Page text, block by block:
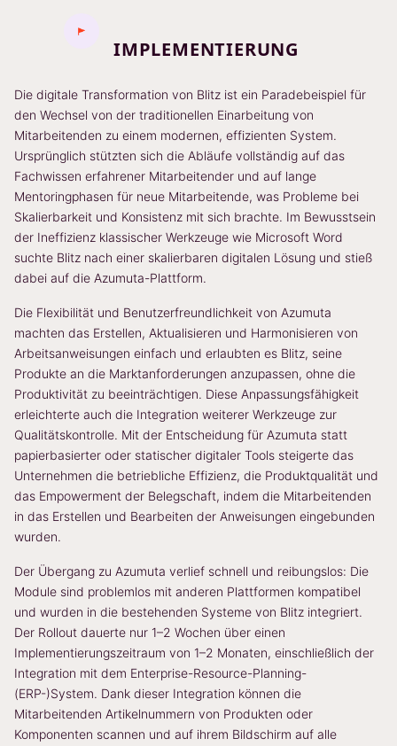
IMPLEMENTIERUNG
Die digitale Transformation von Blitz ist ein Paradebeispiel für
den Wechsel von der traditionellen Einarbeitung von
Mitarbeitenden zu einem modernen, effizienten System.
Ursprünglich stützten sich die Abläufe vollständig auf das
Fachwissen erfahrener Mitarbeitender und auf lange
Mentoringphasen für neue Mitarbeitende, was Probleme bei
Skalierbarkeit und Konsistenz mit sich brachte. Im Bewusstsein
der Ineffizienz klassischer Werkzeuge wie Microsoft Word
suchte Blitz nach einer skalierbaren digitalen Lösung und stieß
dabei auf die Azumuta-Plattform.
Die Flexibilität und Benutzerfreundlichkeit von Azumuta
machten das Erstellen, Aktualisieren und Harmonisieren von
Arbeitsanweisungen einfach und erlaubten es Blitz, seine
Produkte an die Marktanforderungen anzupassen, ohne die
Produktivität zu beeinträchtigen. Diese Anpassungsfähigkeit
erleichterte auch die Integration weiterer Werkzeuge zur
Qualitätskontrolle. Mit der Entscheidung für Azumuta statt
papierbasierter oder statischer digitaler Tools steigerte das
Unternehmen die betriebliche Effizienz, die Produktqualität und
das Empowerment der Belegschaft, indem die Mitarbeitenden
in das Erstellen und Bearbeiten der Anweisungen eingebunden
wurden.
Der Übergang zu Azumuta verlief schnell und reibungslos: Die
Module sind problemlos mit anderen Plattformen kompatibel
und wurden in die bestehenden Systeme von Blitz integriert.
Der Rollout dauerte nur 1–2 Wochen über einen
Implementierungszeitraum von 1–2 Monaten, einschließlich der
Integration mit dem Enterprise-Resource-Planning-
(ERP-)System. Dank dieser Integration können die
Mitarbeitenden Artikelnummern von Produkten oder
Komponenten scannen und auf ihrem Bildschirm auf alle